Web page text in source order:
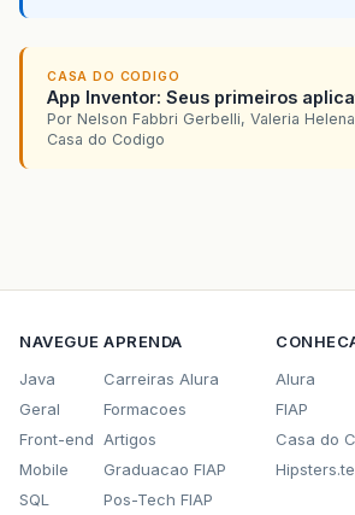
CASA DO CODIGO
App Inventor: Seus primeiros
Por Nelson Fabbri Gerbelli, Valeria
Casa do Codigo
NAVEGUE
Java
Geral
Front-end
Mobile
SQL
APRENDA
Carreiras Alura
Formacoes
Artigos
Graduacao FIAP
Pos-Tech FIAP
Alura
FIAP
Casa do